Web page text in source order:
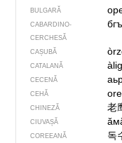
BULGARĂ
CABARDINO-
CERCHESĂ
CAȘUBĂ
CATALANĂ
CECENĂ
CEHĂ
CHINEZĂ 老
CIUVAȘĂ
COREEANĂ 독